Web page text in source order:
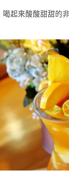
喝起來酸酸甜甜的